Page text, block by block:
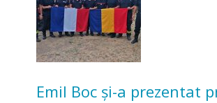
Emil Boc și-a prezentat